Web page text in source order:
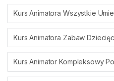
Kurs Animatora Wszystkie
Kurs Animatora Zabaw
Kurs Animator Kompleksowy